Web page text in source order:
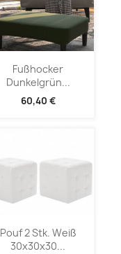
Fußhocker
Dunkelgrün...
60,40 €
Pouf 2 Stk. Weiß
30x30x30...